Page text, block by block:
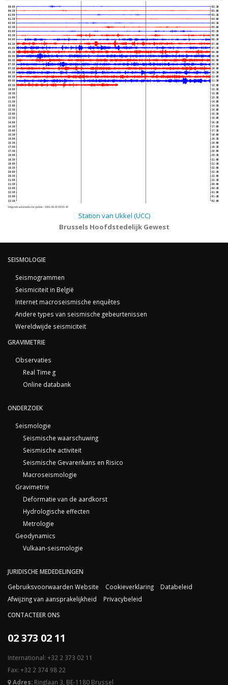
00:00
00:30
01:00
01:30
02:00
02:30
03:00
03:30
04:00
04:30
05:00
05:30
06:00
06:30
07:00
07:30
08:00
08:30
09:00
09:30
10:00
10:30
11:00
11:30
12:00
12:30
13:00
13:30
14:00
14:30
15:00
15:30
16:00
16:30
17:00
17:30
18:00
18:30
19:00
19:30
20:00
20:30
21:00
21:30
22:00
22:30
23:00
23:30
02:30
03:00
03:30
04:00
04:30
05:00
05:30
06:00
06:30
07:00
07:30
08:00
08:30
09:00
09:30
10:00
10:30
11:00
11:30
12:00
12:30
13:00
13:30
14:00
14:30
15:00
15:30
16:00
16:30
17:00
17:30
18:00
18:30
19:00
19:30
20:00
20:30
21:00
21:30
22:00
22:30
23:00
23:30
00:00
00:30
01:00
01:30
02:00
Volgende automatische update : 2026-08-10 09:53:40
Station van Ukkel (UCC)
Brussels Hoofdstedelijk Gewest
SEISMOLOGIE
Seismogrammen
Seismiciteit in België
Internet macroseismische enquêtes
Andere types van seismische gebeurtenissen
Wereldwijde seismiciteit
GRAVIMETRIE
Observaties
Real Time g
Online databank
ONDERZOEK
Seismologie
Seismische waarschuwing
Seismische activiteit
Seismische Gevarenkans en Risico
Macroseismologie
Gravimetrie
Deformatie van de aardkorst
Hydrologische effecten
Metrologie
Geodynamics
Vulkaan-seismologie
JURIDISCHE MEDEDELINGEN
Gebruiksvoorwaarden Website
Cookieverklaring
Databeleid
Afwijzing van aansprakelijkheid
Privacybeleid
CONTACTEER ONS
02 373 02 11
International: +32 2 373 02 11
Fax: +32 2 374 98 22
Adres: Ringlaan 3, BE-1180 Brussel